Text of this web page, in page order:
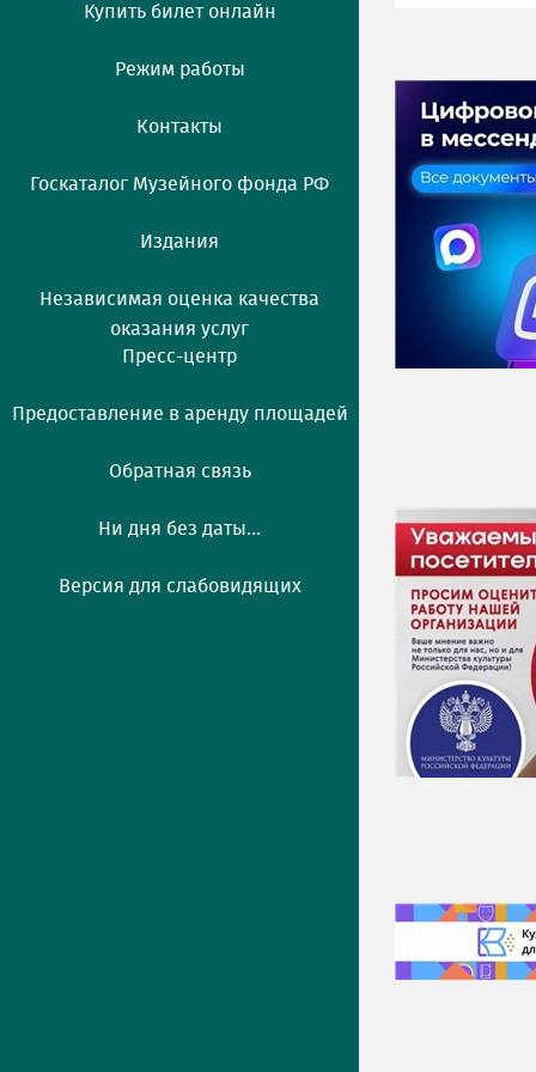
Купить билет онлайн
Режим работы
Контакты
Госкаталог Музейного фонда РФ
Издания
Независимая оценка качества
оказания услуг
Пресс-центр
Предоставление в аренду площадей
Обратная связь
Ни дня без даты...
Версия для слабовидящих